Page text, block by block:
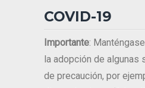
COVID-19
Importante:
la adopción de algunas
de precaución, por